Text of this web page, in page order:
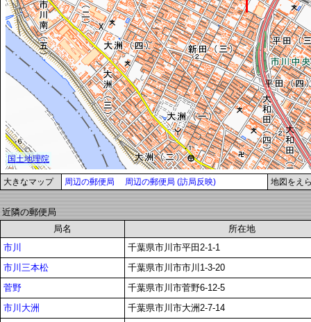
大きなマップ 周辺の郵便局 周辺の郵便局 (訪局反映) 地図をえ
近隣の郵便局
局名
所在地
市川
千葉県市川市平田2-1-1
市川三本松
千葉県市川市市川1-3-20
菅野
千葉県市川市菅野6-12-5
市川大洲
千葉県市川市大洲2-7-14